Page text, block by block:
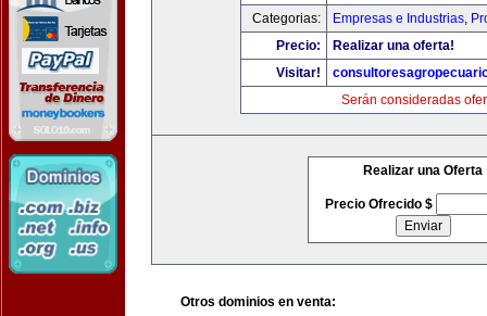
Categorias:
Empresas e Industrias,
Precio:
Realizar una oferta!
Visitar!
Serán consideradas
Realizar una Oferta
Precio Ofrecido $
Otros dominios en venta: